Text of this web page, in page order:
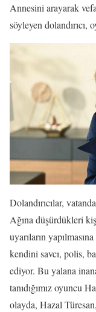
Annesini arayarak
söyleyen dolandırıcı,
Dolandırıcılar,
Ağına düşürdükleri
uyarıların
kendini savcı, polis,
ediyor. Bu yalana
tanıdığımız oyuncu
olayda, Hazal